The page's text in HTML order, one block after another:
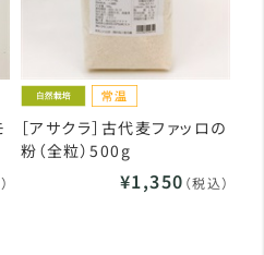
［アサクラ］古代麦ファッロの
粉（全粒）500g
¥1,350 （税込）